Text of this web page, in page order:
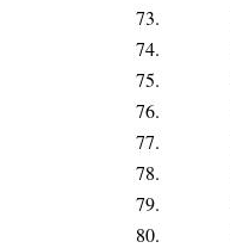
73.
74.
75.
76.
77.
78.
79.
80.